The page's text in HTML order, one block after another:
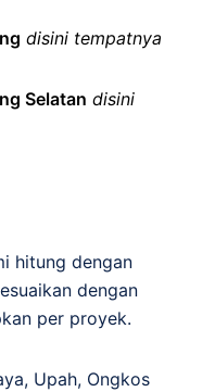
disini tempatnya
Selatan disini
hitung dengan
dengan
per proyek.
, Upah, Ongkos